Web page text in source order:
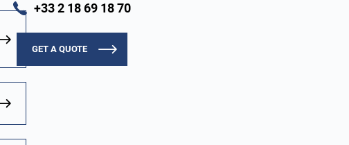
+33 2 18 69 18 70
GET A QUOTE